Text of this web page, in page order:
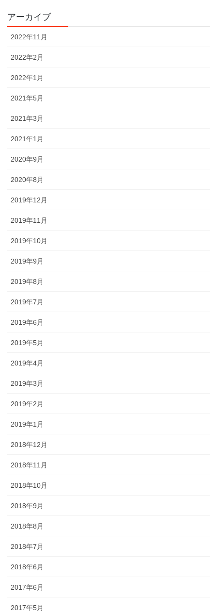
アーカイブ
2022年11月
2022年2月
2022年1月
2021年5月
2021年3月
2021年1月
2020年9月
2020年8月
2019年12月
2019年11月
2019年10月
2019年9月
2019年8月
2019年7月
2019年6月
2019年5月
2019年4月
2019年3月
2019年2月
2019年1月
2018年12月
2018年11月
2018年10月
2018年9月
2018年8月
2018年7月
2018年6月
2017年6月
2017年5月